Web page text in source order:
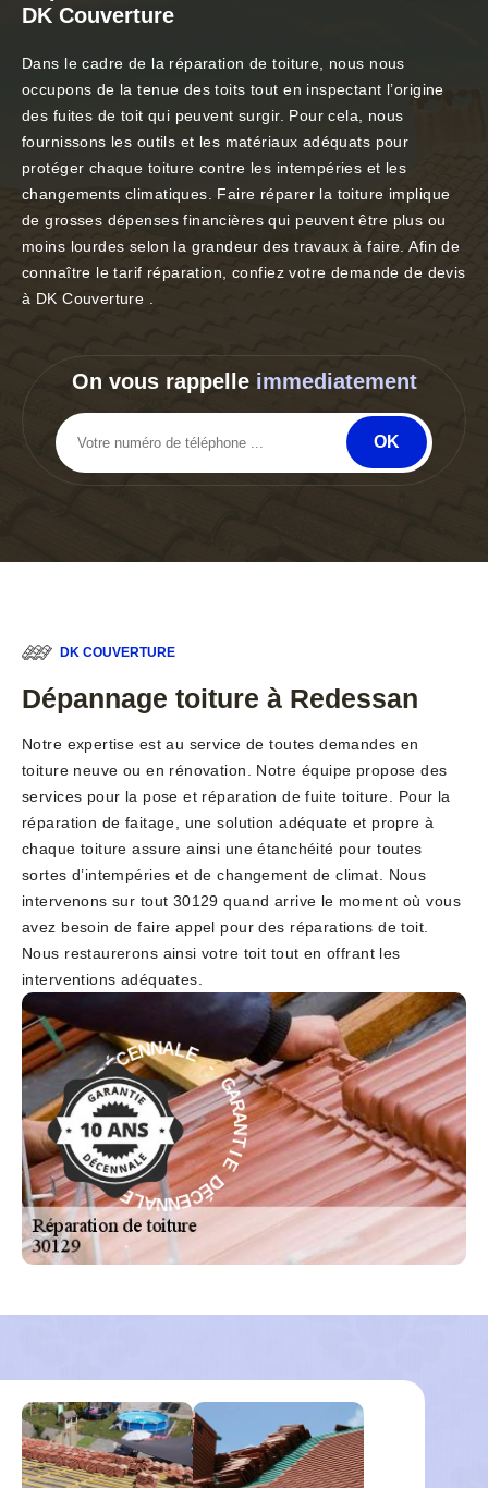
DK Couverture
Dans le cadre de la réparation de toiture, nous nous
occupons de la tenue des toits tout en inspectant l’origine
des fuites de toit qui peuvent surgir. Pour cela, nous
fournissons les outils et les matériaux adéquats pour
protéger chaque toiture contre les intempéries et les
changements climatiques. Faire réparer la toiture implique
de grosses dépenses financières qui peuvent être plus ou
moins lourdes selon la grandeur des travaux à faire. Afin de
connaître le tarif réparation, confiez votre demande de devis
à DK Couverture .
On vous rappelle immediatement
DK COUVERTURE
Dépannage toiture à Redessan
Notre expertise est au service de toutes demandes en
toiture neuve ou en rénovation. Notre équipe propose des
services pour la pose et réparation de fuite toiture. Pour la
réparation de faitage, une solution adéquate et propre à
chaque toiture assure ainsi une étanchéité pour toutes
sortes d’intempéries et de changement de climat. Nous
intervenons sur tout 30129 quand arrive le moment où vous
avez besoin de faire appel pour des réparations de toit.
Nous restaurerons ainsi votre toit tout en offrant les
interventions adéquates.
G
A
R
A
N
T
I
E
D
É
C
E
N
NALE - GAR
A
N
T
I
E
D
É
C
E
N
N
A
L
E
-